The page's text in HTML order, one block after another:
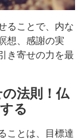
ることで、内な
想、感謝の実
き寄せの力を最
法則！仏
る
ことは、目標達